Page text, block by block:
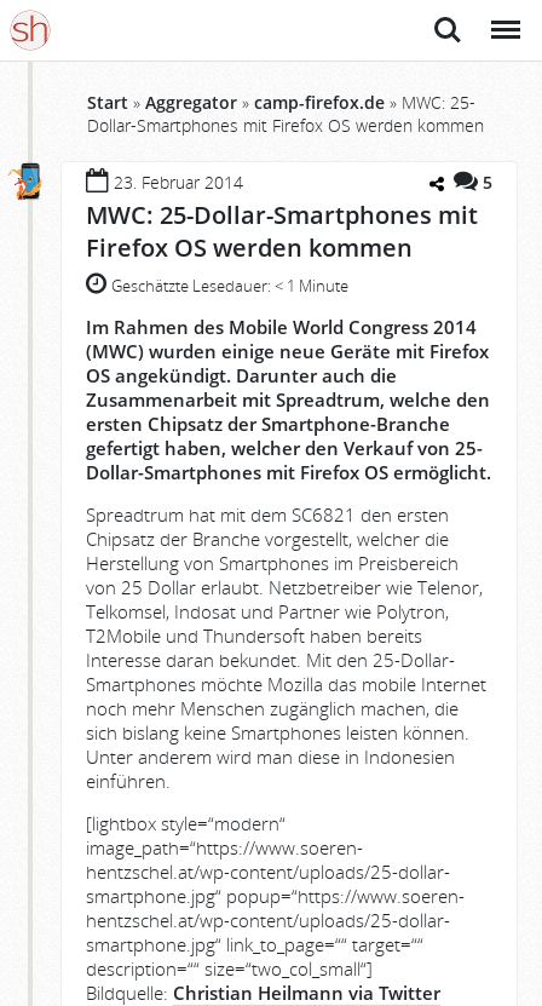
Suche Menü
Start » Aggregator » camp-firefox.de » MWC: 25-
Dollar-Smartphones mit Firefox OS werden kommen
23. Februar 2014 5
MWC: 25-Dollar-Smartphones mit
Firefox OS werden kommen
Geschätzte Lesedauer: < 1 Minute
Im Rahmen des Mobile World Congress 2014
(MWC) wurden einige neue Geräte mit Firefox
OS angekündigt. Darunter auch die
Zusammenarbeit mit Spreadtrum, welche den
ersten Chipsatz der Smartphone-Branche
gefertigt haben, welcher den Verkauf von 25-
Dollar-Smartphones mit Firefox OS ermöglicht.
Spreadtrum hat mit dem SC6821 den ersten
Chipsatz der Branche vorgestellt, welcher die
Herstellung von Smartphones im Preisbereich
von 25 Dollar erlaubt. Netzbetreiber wie Telenor,
Telkomsel, Indosat und Partner wie Polytron,
T2Mobile und Thundersoft haben bereits
Interesse daran bekundet. Mit den 25-Dollar-
Smartphones möchte Mozilla das mobile Internet
noch mehr Menschen zugänglich machen, die
sich bislang keine Smartphones leisten können.
Unter anderem wird man diese in Indonesien
einführen.
[lightbox style=“modern“
image_path=“https://www.soeren-
hentzschel.at/wp-content/uploads/25-dollar-
smartphone.jpg“ popup=“https://www.soeren-
hentzschel.at/wp-content/uploads/25-dollar-
smartphone.jpg“ link_to_page=““ target=““
description=““ size=“two_col_small“]
Bildquelle: Christian Heilmann via Twitter